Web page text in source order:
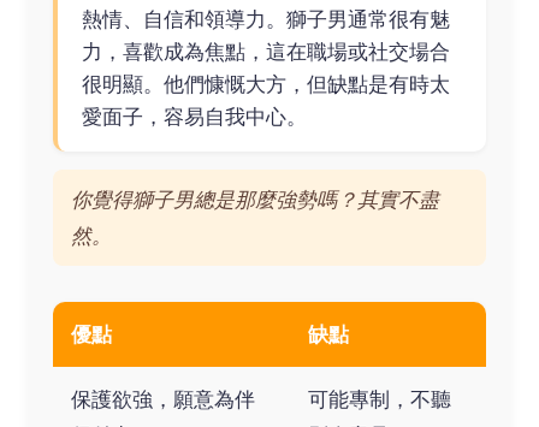
熱情、自信和領導力。獅子男通常很有魅
力，喜歡成為焦點，這在職場或社交場合
很明顯。他們慷慨大方，但缺點是有時太
愛面子，容易自我中心。
你覺得獅子男總是那麼強勢嗎？其實不盡
然。
優點 缺點
保護欲強，願意為伴
可能專制，不聽